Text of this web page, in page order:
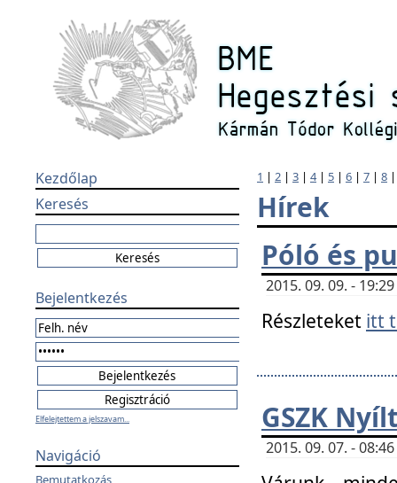
Kezdőlap
Keresés
Bejelentkezés
Elfelejtettem a jelszavam...
Navigáció
Bemutatkozás
1 | 2 | 3 | 4| 5 | 6 | 7 | 8
Hírek
Póló és
2015. 09. 09. -
Részleteket itt
GSZK
2015. 09. 07. -